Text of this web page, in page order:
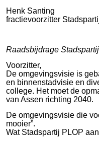
Henk Santing
fractievoorzitter
Raadsbijdrage
Voorzitter,
De omgevingsvisie is
en binnenstadvisie en
college. Het moet de
van Assen richting 2040.
De omgevingsvisie die
mooier”.
Wat Stadspartij PLOP